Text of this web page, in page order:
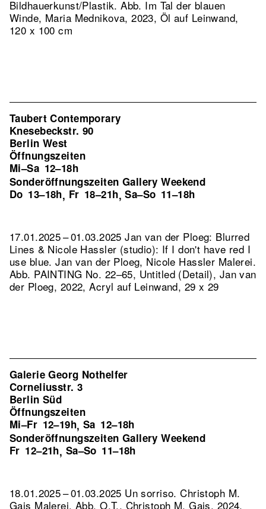
Bildhauerkunst/Plastik.Abb. Im Tal der blauen
Winde, Maria Mednikova, 2023, Öl auf Leinwand,
120 x 100 cm
Taubert Contemporary
Knesebeckstr. 90
Berlin West
Öffnungszeiten
Mi–Sa 12–18h
Sonderöffnungszeiten Gallery Weekend
Do 13–18h, Fr 18–21h,Sa–So 11–18h
17.01.2025 – 01.03.2025 Jan van der Ploeg: Blurred
Lines & Nicole Hassler (studio): If I don't have red I
use blue. Jan van der Ploeg, Nicole Hassler Malerei.
Abb. PAINTING No. 22–65, Untitled (Detail), Jan van
der Ploeg, 2022, Acryl auf Leinwand, 29 x 29
Galerie Georg Nothelfer
Corneliusstr. 3
Berlin Süd
Öffnungszeiten
Mi–Fr 12–19h, Sa 12–18h
Sonderöffnungszeiten Gallery Weekend
Fr 12–21h, Sa–So 11–18h
18.01.2025 – 01.03.2025 Un sorriso. Christoph M.
Gais Malerei. Abb. O.T., Christoph M. Gais, 2024,